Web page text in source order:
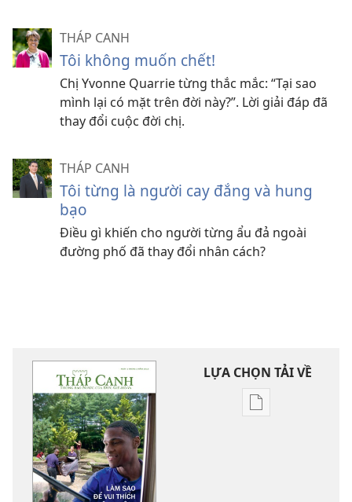
THÁP CANH
Tôi không muốn chết!
Chị Yvonne Quarrie từng thắc mắc: “Tại sao
mình lại có mặt trên đời này?”. Lời giải đáp đã
thay đổi cuộc đời chị.
THÁP CANH
Tôi từng là người cay đắng và hung
bạo
Điều gì khiến cho người từng ẩu đả ngoài
đường phố đã thay đổi nhân cách?
LỰA CHỌN TẢI VỀ
Tùy